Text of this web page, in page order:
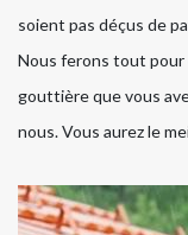
soient pas déçus de
Nous ferons tout
gouttière que vous
nous. Vous aurez le